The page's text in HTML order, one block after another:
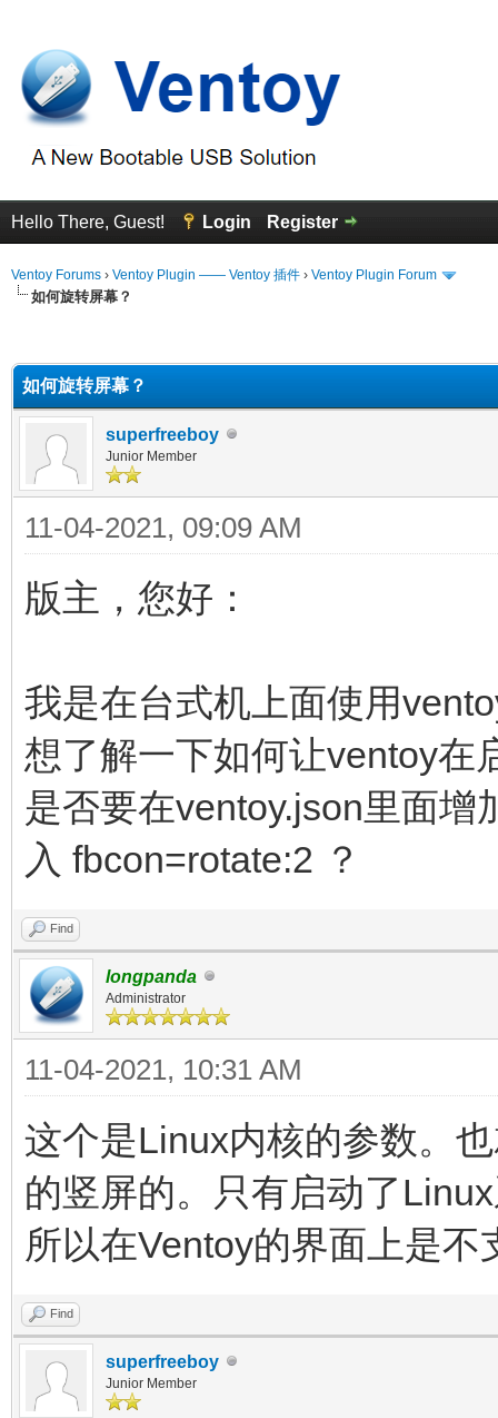
Hello There, Guest! Login Register
Ventoy Forums › Ventoy Plugin —— Ventoy 插件 › Ventoy Plugin Forum
如何旋转屏幕？
如何旋转屏幕？
superfreeboy
Junior Member
11-04-2021, 09:09 AM
版主，您好：
我是在台式机上面使用
想了解一下如何让ventoy在
是否要在ventoy.json里面增
入 fbcon=rotate:2 ？
Find
longpanda
Administrator
11-04-2021, 10:31 AM
这个是Linux内核的参数。
的竖屏的。只有启动了
所以在Ventoy的界面上是不
Find
superfreeboy
Junior Member